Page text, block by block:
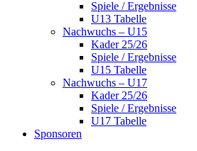
Spiele / Ergebnisse
U13 Tabelle
Nachwuchs – U15
Kader 25/26
Spiele / Ergebnisse
U15 Tabelle
Nachwuchs – U17
Kader 25/26
Spiele / Ergebnisse
U17 Tabelle
Sponsoren